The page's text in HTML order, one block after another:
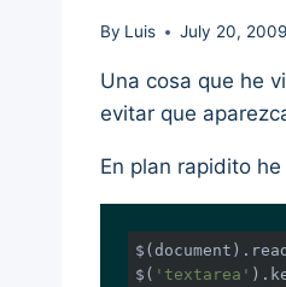
By Luis July 20, 2009
Una cosa que he
evitar que
En plan rapidito
$( document
$( 'textarea'